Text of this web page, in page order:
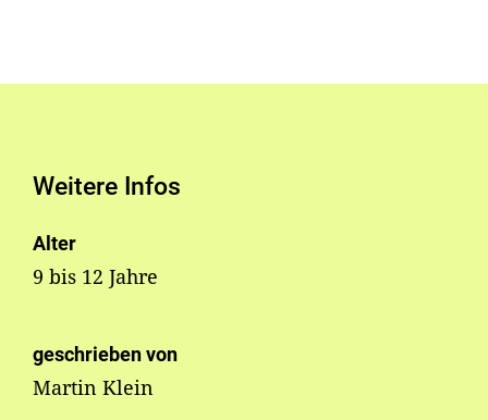
Weitere Infos
Alter
9 bis 12 Jahre
geschrieben von
Martin Klein